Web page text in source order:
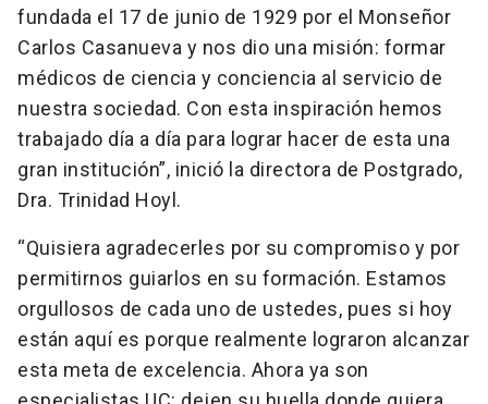
fundada el 17 de junio de 1929 por el Monseñor
Carlos Casanueva y nos dio una misión: formar
médicos de ciencia y conciencia al servicio de
nuestra sociedad. Con esta inspiración hemos
trabajado día a día para lograr hacer de esta una
gran institución”, inició la directora de Postgrado,
Dra. Trinidad Hoyl.
“Quisiera agradecerles por su compromiso y por
permitirnos guiarlos en su formación. Estamos
orgullosos de cada uno de ustedes, pues si hoy
están aquí es porque realmente lograron alcanzar
esta meta de excelencia. Ahora ya son